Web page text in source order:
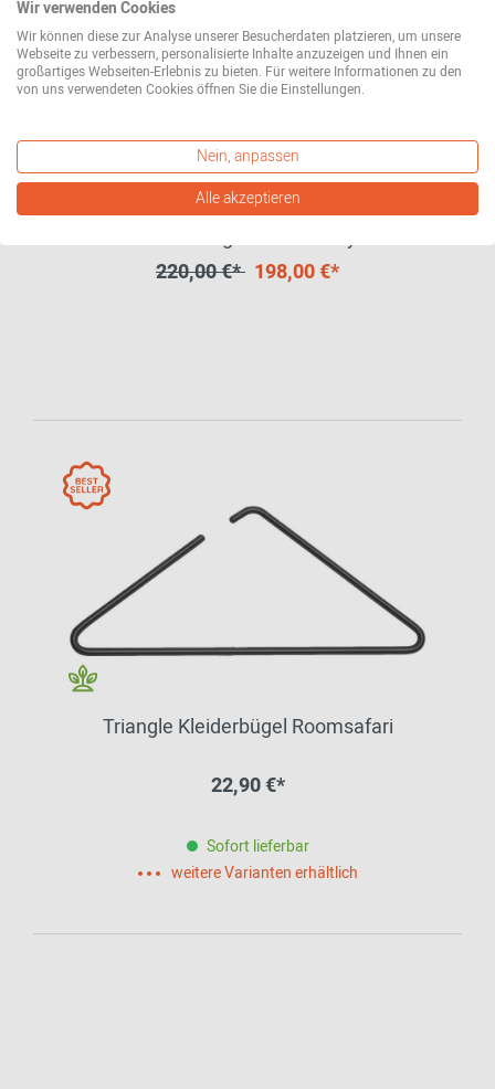
Smooth Coat Hanger with Bar Wide
Kleiderbügel 4er-Set Hay
220,00 €* 198,00 €*
Triangle Kleiderbügel Roomsafari
22,90 €*
Sofort lieferbar
weitere Varianten erhältlich
Wir verwenden Cookies
Wir können diese zur Analyse unserer Besucherdaten platzieren, um unsere
Webseite zu verbessern, personalisierte Inhalte anzuzeigen und Ihnen ein
großartiges Webseiten-Erlebnis zu bieten. Für weitere Informationen zu den
von uns verwendeten Cookies öffnen Sie die Einstellungen.
Nein, anpassen
Alle akzeptieren